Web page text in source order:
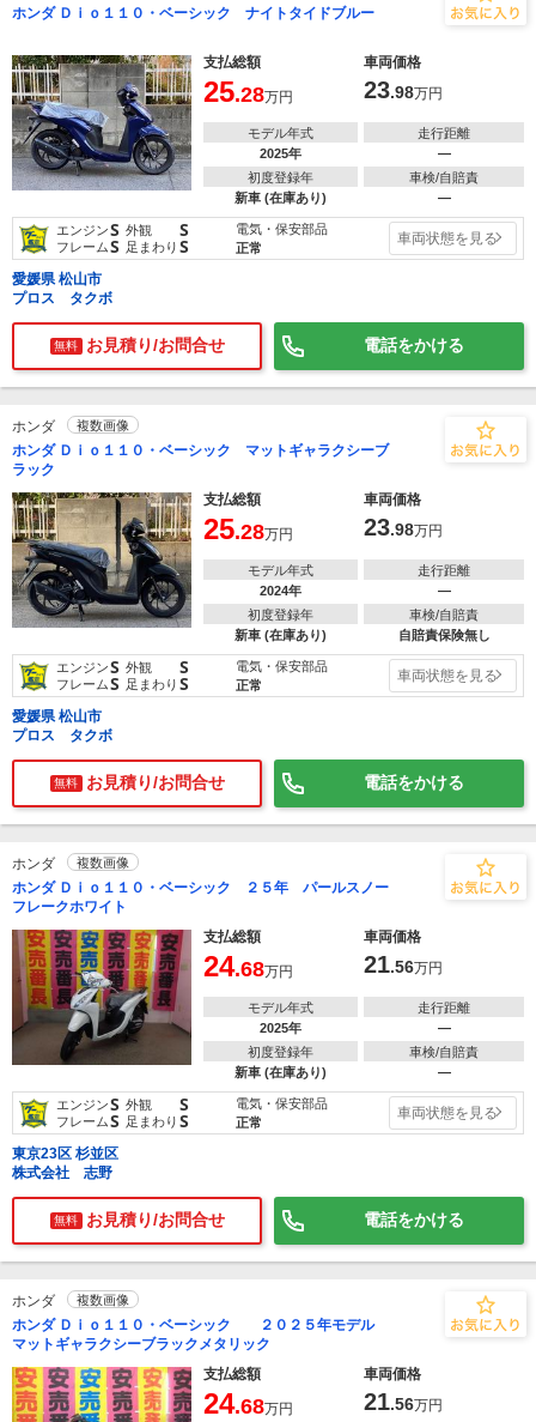
ホンダ Ｄｉｏ１１０・ベーシック ナイトタイドブルー
支払総額 車両価格
25.28万円 23.98万円
モデル年式
2025年
走行距離
―
初度登録年
新車 (在庫あり)
車検/自賠責
―
エンジンS 外観 S
フレームS 足まわり S
電気・保安部品
正常
車両状態を見る
愛媛県 松山市
プロス タクボ
無料 お見積り/お問合せ 電話をかける
ホンダ 複数画像
ホンダ Ｄｉｏ１１０・ベーシック マットギャラクシーブ
ラック
支払総額
車両価格
25.28万円 23.98万円
モデル年式
2024年
走行距離
―
初度登録年
新車 (在庫あり)
車検/自賠責
自賠責保険無し
エンジンS 外観 S
フレームS 足まわり S
電気・保安部品
正常
車両状態を見る
愛媛県 松山市
プロス タクボ
無料 お見積り/お問合せ 電話をかける
ホンダ 複数画像
ホンダ Ｄｉｏ１１０・ベーシック ２５年 パールスノー
フレークホワイト
支払総額
車両価格
24.68万円 21.56万円
モデル年式
2025年
走行距離
―
初度登録年
新車 (在庫あり)
車検/自賠責
―
エンジンS 外観 S
フレームS 足まわり S
電気・保安部品
正常
車両状態を見る
東京23区 杉並区
株式会社 志野
無料 お見積り/お問合せ 電話をかける
ホンダ 複数画像
ホンダ Ｄｉｏ１１０・ベーシック ２０２５年モデル
マットギャラクシーブラックメタリック
支払総額
車両価格
24.68万円 21.56万円